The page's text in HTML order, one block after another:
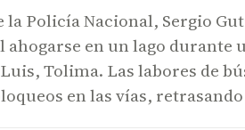
Policía Nacional, Sergio
ahogarse en un lago durante
Luis, Tolima. Las labores de
en las vías,